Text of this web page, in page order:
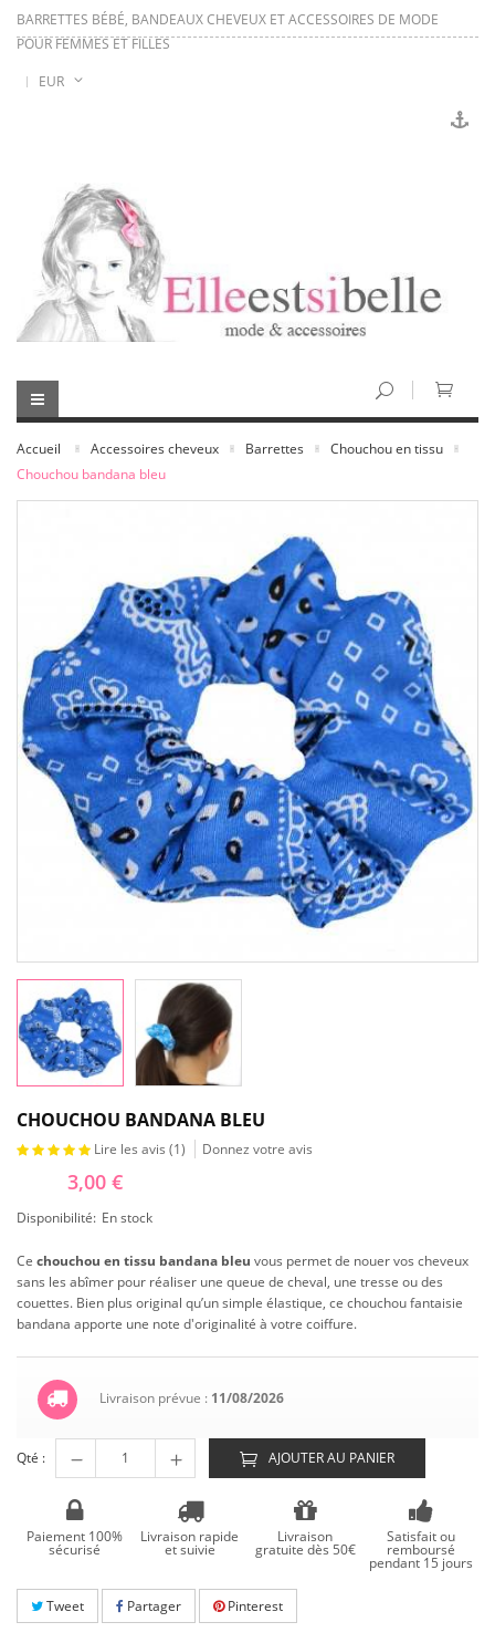
BARRETTES BÉBÉ, BANDEAUX CHEVEUX ET ACCESSOIRES DE MODE
POUR FEMMES ET FILLES
EUR
Accueil Accessoires cheveux Barrettes
Chouchou en tissu
Chouchou bandana bleu
CHOUCHOU BANDANA BLEU
Lire les avis (1) Donnez votre avis
3,00 €
Disponibilité: En stock
Ce chouchou en tissu bandana bleu vous permet de nouer vos cheveux
sans les abîmer pour réaliser une queue de cheval, une tresse ou des
couettes. Bien plus original qu’un simple élastique, ce chouchou fantaisie
bandana apporte une note d'originalité à votre coiffure.
Livraison prévue : 11/08/2026
Qté : AJOUTER AU PANIER
Paiement 100%
sécurisé
Livraison rapide
et suivie
Livraison
gratuite dès 50€
Satisfait ou
remboursé
pendant 15 jours
Tweet Partager Pinterest